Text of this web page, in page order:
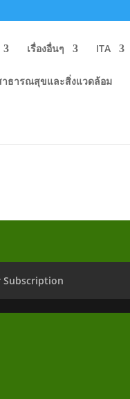
เรื่องอื่นๆ ITA
าธารณสุขและสิ่งแวดล้อม
Subscription